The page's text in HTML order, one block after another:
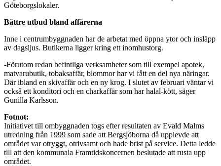
Göteborgslokaler.
Bättre utbud bland affärerna
Inne i centrumbyggnaden har de arbetat med öppna ytor och insläpp
av dagsljus. Butikerna ligger kring ett inomhustorg.
-Förutom redan befintliga verksamheter som till exempel apotek,
matvarubutik, tobaksaffär, blommor har vi fått en del nya näringar.
Där ibland en skivaffär och en ny krog. I slutet av februari väntar vi
också ett konditori och en charkaffär som har halal-kött, säger
Gunilla Karlsson.
Fotnot:
Initiativet till ombyggnaden togs efter resultaten av Evald Malms
utredning från 1999 som sade att Bergsjöborna då upplevde att
området var otryggt, otrivsamt och hade brist på service. Detta ledde
till att den kommunala Framtidskoncernen beslutade att rusta upp
området.